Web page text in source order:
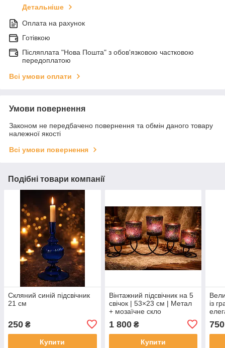
Детальніше
Оплата на рахунок
Готівкою
Післяплата "Нова Пошта" з обов'язковою частковою
передоплатою
Всі умови оплати
Умови повернення
Законом не передбачено повернення та обмін даного товару
належної якості
Всі умови повернення
Подібні товари компанії
Скляний синій підсвічник
21 см
250 ₴
Купити
Вінтажний підсвічник на 5
свічок | 53×23 см | Метал
+ мозаїчне скло
1 800₴
Купити
із
750